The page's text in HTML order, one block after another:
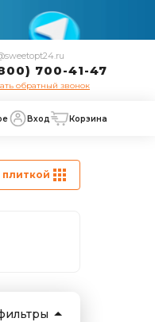
700-41-47
обратный звонок
Вход Корзина
плиткой